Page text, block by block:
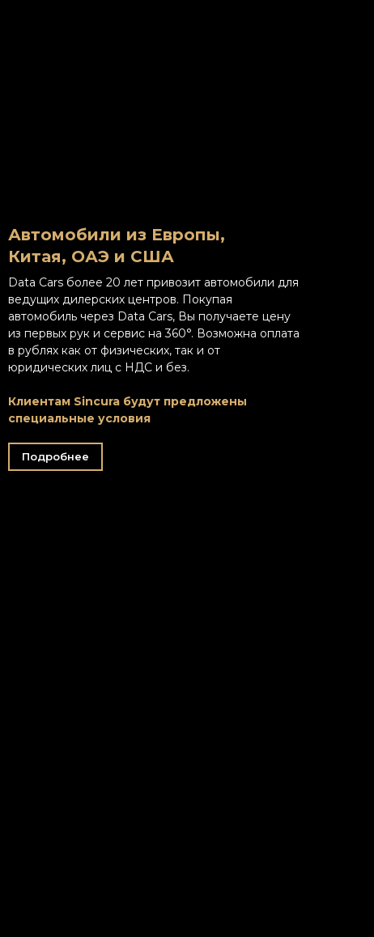
Автомобили из Европы,
Китая, ОАЭ и США
Data Cars более 20 лет привозит автомобили для
ведущих дилерских центров. Покупая
автомобиль через Data Cars, Вы получаете цену
из первых рук и сервис на 360°. Возможна оплата
в рублях как от физических, так и от
юридических лиц с НДС и без.
Клиентам Sincura будут предложены
специальные условия
Подробнее